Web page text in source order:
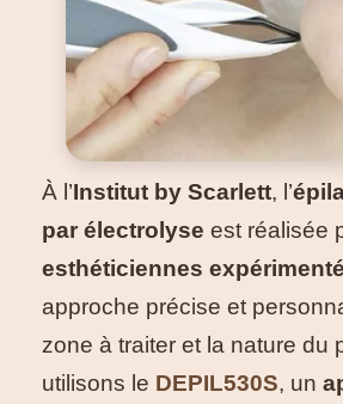
À l’Institut by Scarlett, l’
par électrolyse est réalisée
esthéticiennes
approche précise et
zone à traiter et la nature du
utilisons le DEPIL530S, un